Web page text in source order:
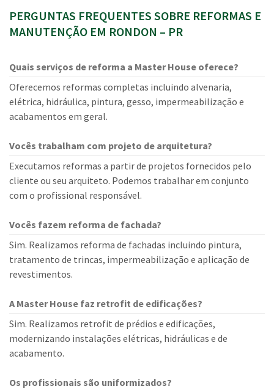
PERGUNTAS FREQUENTES SOBRE REFORMAS E
MANUTENÇÃO EM RONDON – PR
Quais serviços de reforma a Master House oferece?
Oferecemos reformas completas incluindo alvenaria,
elétrica, hidráulica, pintura, gesso, impermeabilização e
acabamentos em geral.
Vocês trabalham com projeto de arquitetura?
Executamos reformas a partir de projetos fornecidos pelo
cliente ou seu arquiteto. Podemos trabalhar em conjunto
com o profissional responsável.
Vocês fazem reforma de fachada?
Sim. Realizamos reforma de fachadas incluindo pintura,
tratamento de trincas, impermeabilização e aplicação de
revestimentos.
A Master House faz retrofit de edificações?
Sim. Realizamos retrofit de prédios e edificações,
modernizando instalações elétricas, hidráulicas e de
acabamento.
Os profissionais são uniformizados?